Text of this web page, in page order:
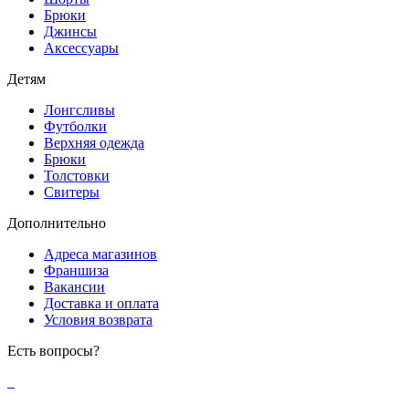
Брюки
Джинсы
Аксессуары
Детям
Лонгсливы
Футболки
Верхняя одежда
Брюки
Толстовки
Свитеры
Дополнительно
Адреса магазинов
Франшиза
Вакансии
Доставка и оплата
Условия возврата
Есть вопросы?